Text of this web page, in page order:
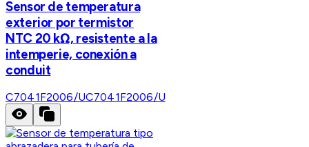
Sensor de temperatura
exterior por termistor
NTC 20 kΩ, resistente a la
intemperie, conexión a
conduit
C7041F2006/UC7041F2006/U